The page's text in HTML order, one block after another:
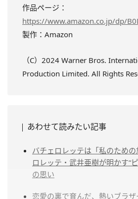
作品ページ：
https://www.amazon.co.jp/dp/
製作 ： Amazon
（C）2024 Warner Bros.
Production Limited. All Rights
あわせて読みたい記事
バチェロレッテは「私のため
ロレッテ・武井亜樹が明かす“
の思い
恋愛の裏で育んだ、熱いブラ